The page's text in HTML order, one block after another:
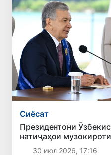
Сиёсат
Президентони
натиҷаҳои
карданд
30 июл 2026, 17:16